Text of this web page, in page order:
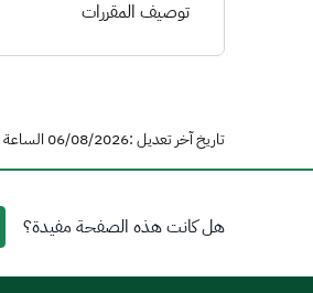
توصيف المقررات
تاريخ آخر تعديل :06/08/2026 الساعة 09:55 مساءً
هل كانت هذه الصفحة مفيدة؟